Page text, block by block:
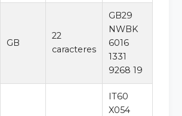
GB
22
caracteres
GB29
NWBK
6016
1331
9268 19
IT60
X054